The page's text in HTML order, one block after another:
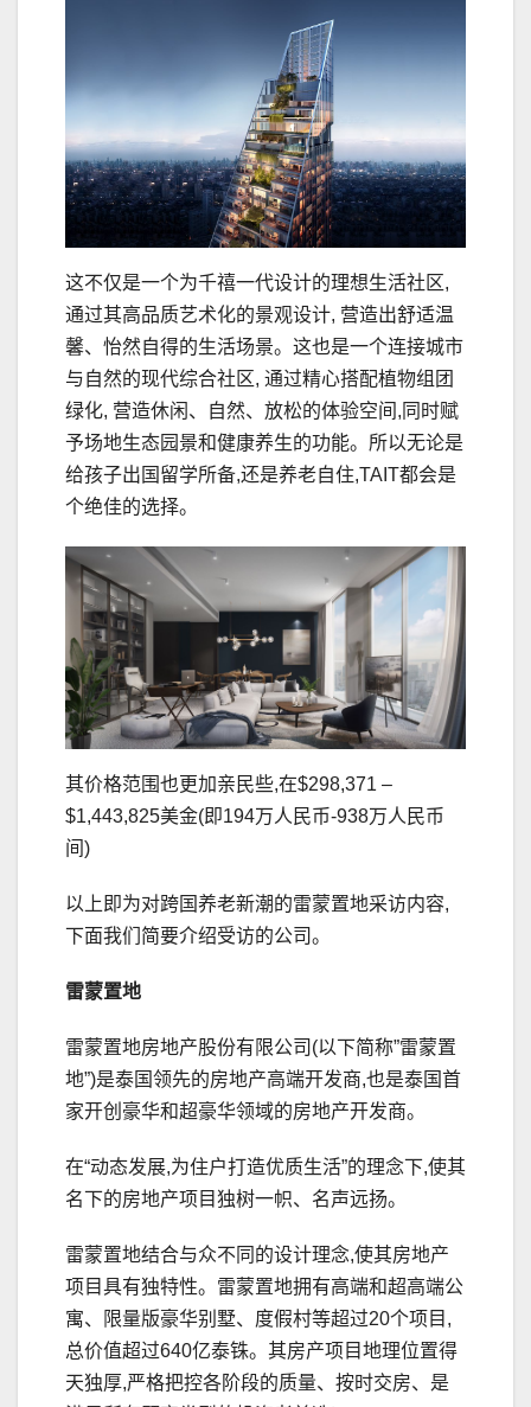
这不仅是一个为千禧一代设计的理想生活社区,
通过其高品质艺术化的景观设计, 营造出舒适温
馨、怡然自得的生活场景。这也是一个连接城市
与自然的现代综合社区, 通过精心搭配植物组团
绿化, 营造休闲、自然、放松的体验空间,同时赋
予场地生态园景和健康养生的功能。所以无论是
给孩子出国留学所备,还是养老自住,TAIT都会是
个绝佳的选择。
其价格范围也更加亲民些,在$298,371 –
$1,443,825美金(即194万人民币-938万人民币
间)
以上即为对跨国养老新潮的雷蒙置地采访内容,
下面我们简要介绍受访的公司。
雷蒙置地
雷蒙置地房地产股份有限公司(以下简称”雷蒙置
地”)是泰国领先的房地产高端开发商,也是泰国首
家开创豪华和超豪华领域的房地产开发商。
在“动态发展,为住户打造优质生活”的理念下,使其
名下的房地产项目独树一帜、名声远扬。
雷蒙置地结合与众不同的设计理念,使其房地产
项目具有独特性。雷蒙置地拥有高端和超高端公
寓、限量版豪华别墅、度假村等超过20个项目,
总价值超过640亿泰铢。其房产项目地理位置得
天独厚,严格把控各阶段的质量、按时交房、是